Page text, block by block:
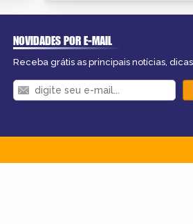
NOVIDADES POR E-MAIL
Receba grátis as principais notícias,